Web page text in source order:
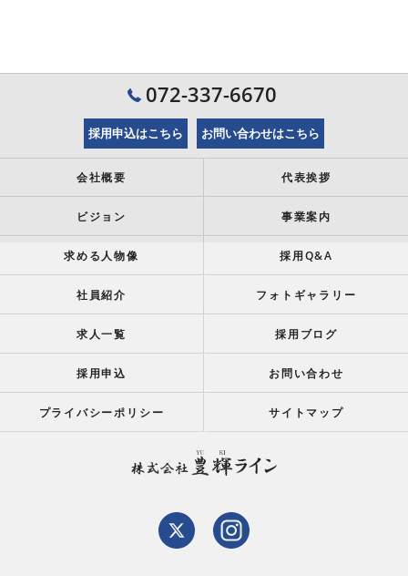
072-337-6670
採用申込はこちら お問い合わせはこちら
会社概要 代表挨拶
ビジョン 事業案内
求める人物像 採用Q&A
社員紹介 フォトギャラリー
求人一覧 採用ブログ
採用申込 お問い合わせ
プライバシーポリシー サイトマップ